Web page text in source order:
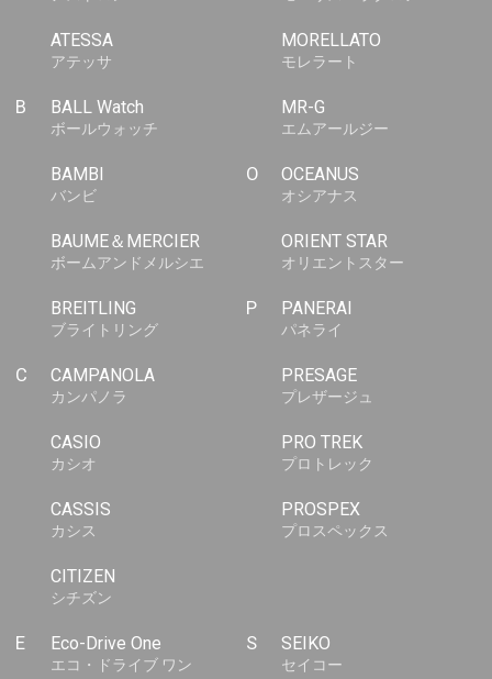
ATESSA
アテッサ
B BALL Watch
ボールウォッチ
BAMBI
バンビ
BAUME＆MERCIER
ボームアンドメルシエ
BREITLING
ブライトリング
C CAMPANOLA
カンパノラ
CASIO
カシオ
CASSIS
カシス
CITIZEN
シチズン
E Eco-Drive One
エコ・ドライブ ワン
MORELLATO
モレラート
MR-G
エムアールジー
O OCEANUS
オシアナス
ORIENT STAR
オリエントスター
P PANERAI
パネライ
PRESAGE
プレザージュ
PRO TREK
プロトレック
PROSPEX
プロスペックス
S SEIKO
セイコー